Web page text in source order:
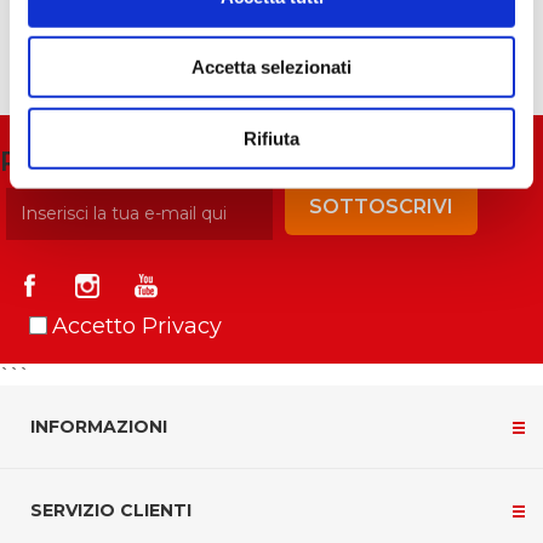
Accetta selezionati
Rifiuta
Ricevi la newsletter
SOTTOSCRIVI
Accetto Privacy
```
INFORMAZIONI
SERVIZIO CLIENTI